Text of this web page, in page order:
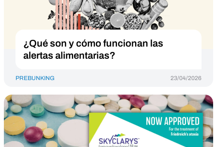
¿Qué son y cómo funcionan las
alertas alimentarias?
PREBUNKING 23/04/2026